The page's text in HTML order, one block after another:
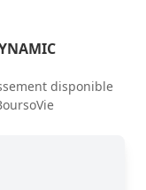
disponible